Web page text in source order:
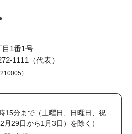
1番1号
1111（代表）
）
15分まで （土曜日、日曜日、祝
29日から1月3日）を除く）